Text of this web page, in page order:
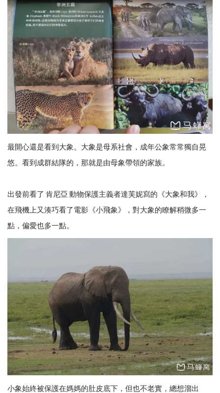
最開心還是看到大象。大象是母系社會，成年公象常常獨自晃
悠。看到成群結隊的，那就是由母象帶領的家族。
出發前看了 肯尼亞 動物保護主義者達芙妮寫的《大象和我》，
在飛機上又湊巧看了電影《小飛象》，對大象的瞭解稍微多一
點，偏愛也多一點。
小象始終被保護在媽媽的肚皮底下，但也不老實，總想溜出